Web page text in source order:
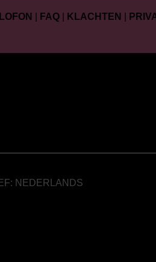
FAQ KLACHTEN
NEDERLANDS